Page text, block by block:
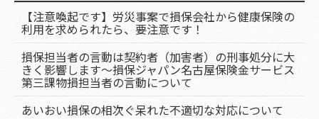
【注意喚起です】労災事案で損保会社から健康保険の
利用を求められたら、要注意です！
損保担当者の言動は契約者（加害者）の刑事処分に大
きく影響します～損保ジャパン名古屋保険金サービス
第三課物損担当者の言動について
あいおい損保の相次ぐ呆れた不適切な対応について